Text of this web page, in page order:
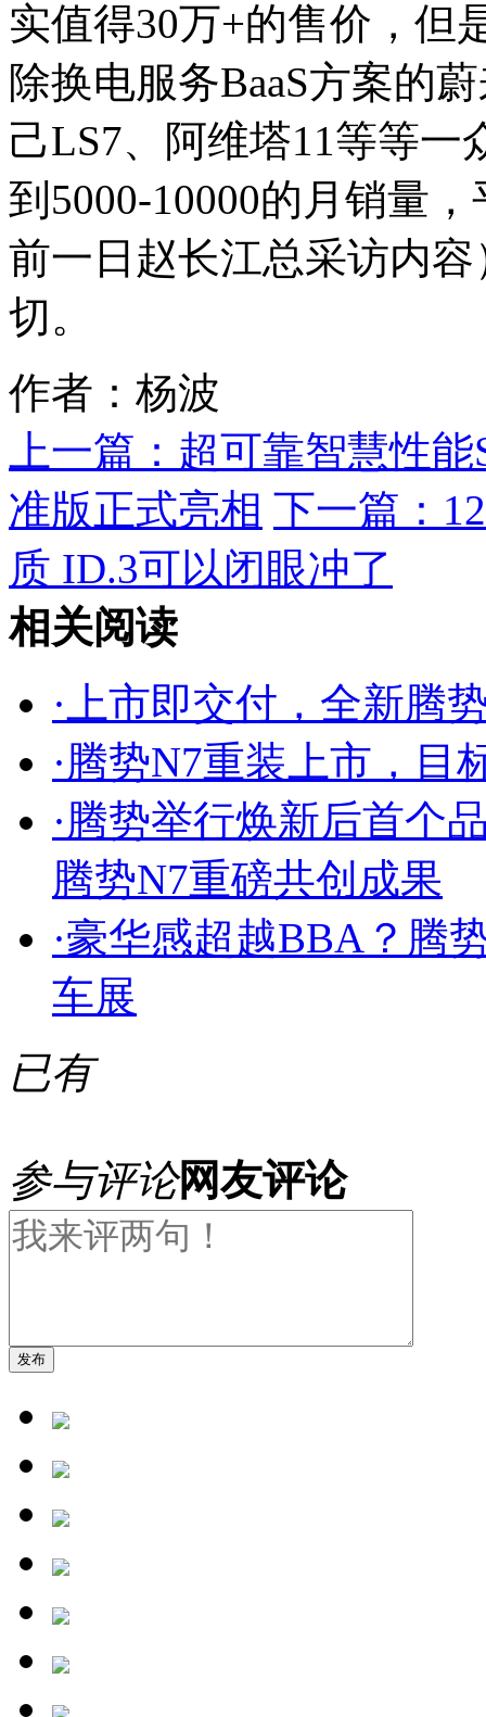
实值得30万+的售价，但
除换电服务BaaS方案的
己LS7、阿维塔11等等一
到5000-10000的月销量
前一日赵长江总采访内
切。
作者：杨波
上一篇： 超可靠智慧性
准版正式亮相 下一篇：
质 ID.3可以闭眼冲了
相关阅读
· 上市即交付，全新腾
·腾势N7重装上市，目
·腾势举行焕新后首个
腾势N7重磅共创成果
·豪华感超越BBA？腾
车展
已有
参与评论网友评论